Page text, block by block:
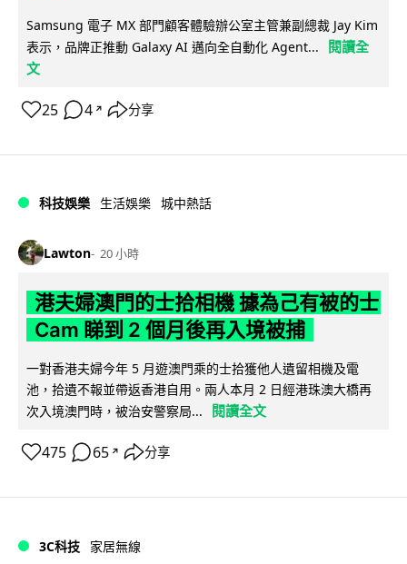
Samsung 電子 MX 部門顧客體驗辦公室主管兼副總裁 Jay Kim
表示，品牌正推動 Galaxy AI 邁向全自動化 Agent...
閱讀全
文
25 4 ↗ 分享
科技娛樂 生活娛樂 城中熱話
Lawton 20 小時
港夫婦澳門的士拾相機 據為己有被的士
Cam 睇到 2 個月後再入境被捕
一對香港夫婦今年 5 月遊澳門乘的士拾獲他人遺留相機及電
池，拾遺不報並帶返香港自用。兩人本月 2 日經港珠澳大橋再
次入境澳門時，被治安警察局...
閱讀全文
475 65 ↗ 分享
3C科技 家居無線